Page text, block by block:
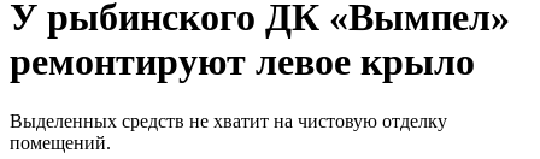
У рыбинского ДК «Вымпел»
ремонтируют левое крыло
Выделенных средств не хватит на чистовую отделку
помещений.